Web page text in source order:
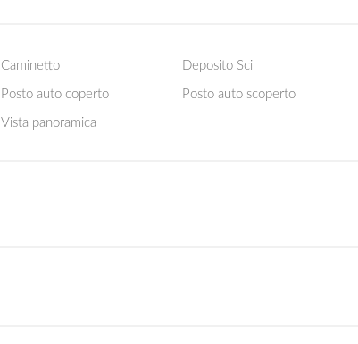
Caminetto Deposito Sci
Posto auto coperto Posto auto scoperto
Vista panoramica